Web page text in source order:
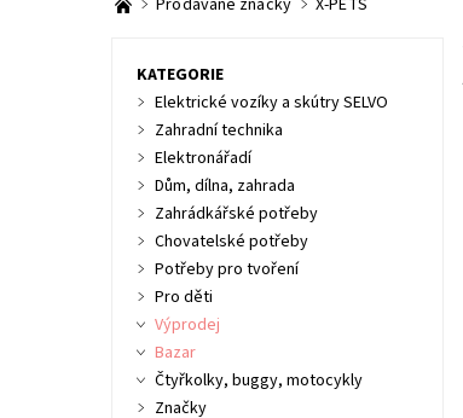
Prodávané značky X-PETS
KATEGORIE
Elektrické vozíky a skútry SELVO
Zahradní technika
Elektronářadí
Dům, dílna, zahrada
Zahrádkářské potřeby
Chovatelské potřeby
Potřeby pro tvoření
Pro děti
Výprodej
Bazar
Čtyřkolky, buggy, motocykly
Značky